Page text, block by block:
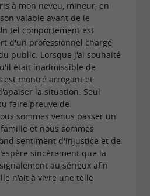
à mon neveu, mineur, en
valable avant de le
tel comportement est
d'un professionnel chargé
public. Lorsque j'ai souhaité
était inadmissible de
montré arrogant et
la situation. Seul
faire preuve de
sommes venus passer un
et nous sommes
sentiment d'injustice et de
sincèrement que la
au sérieux afin
n'ait à vivre une telle